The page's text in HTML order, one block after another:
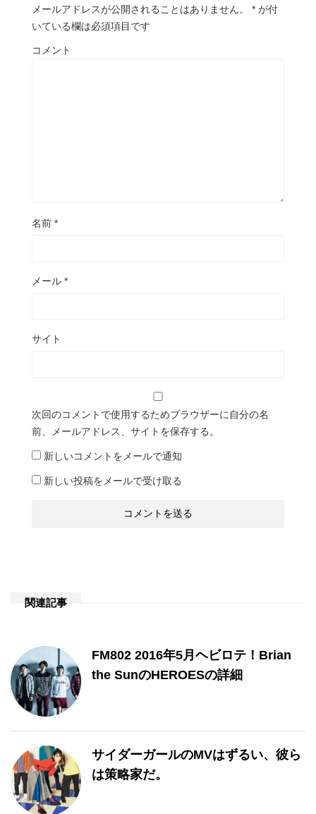
メールアドレスが公開されることはありません。 * が付
いている欄は必須項目です
コメント
名前 *
メール *
サイト
次回のコメントで使用するためブラウザーに自分の名
前、メールアドレス、サイトを保存する。
新しいコメントをメールで通知
新しい投稿をメールで受け取る
関連記事
FM802 2016年5月ヘビロテ！Brian
the SunのHEROESの詳細
サイダーガールのMVはずるい、彼ら
は策略家だ。